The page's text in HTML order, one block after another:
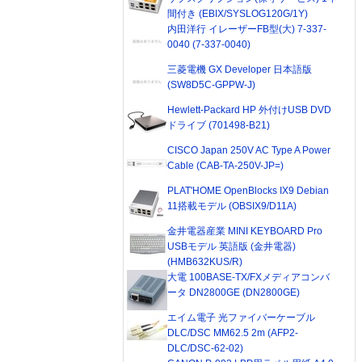
間付き (EBIX/SYSLOG120G/1Y)
内田洋行 イレーザーFB型(大) 7-337-
0040 (7-337-0040)
三菱電機 GX Developer 日本語版
(SW8D5C-GPPW-J)
Hewlett-Packard HP 外付けUSB DVD
ドライブ (701498-B21)
CISCO Japan 250V AC Type A Power
Cable (CAB-TA-250V-JP=)
PLAT'HOME OpenBlocks IX9 Debian
11搭載モデル (OBSIX9/D11A)
金井電器産業 MINI KEYBOARD Pro
USBモデル 英語版 (金井電器)
(HMB632KUS/R)
大電 100BASE-TX/FXメディアコンバ
ータ DN2800GE (DN2800GE)
エイム電子 光ファイバーケーブル
DLC/DSC MM62.5 2m (AFP2-
DLC/DSC-62-02)